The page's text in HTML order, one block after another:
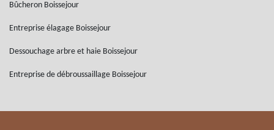
Bûcheron Boissejour
Entreprise élagage Boissejour
Dessouchage arbre et haie Boissejour
Entreprise de débroussaillage Boissejour